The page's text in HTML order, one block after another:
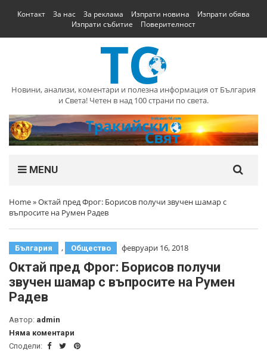
Контакт За нас За реклама Изпрати новина
Изпрати обява
Изпрати събитие
Поверителност
Новини, анализи, коментари и полезна информация от България
и Света! Четен в над 100 страни по света.
MENU
Home»Октай пред Фрог: Борисов получи звучен шамар с
въпросите на Румен Радев
България , Общество февруари 16, 2018
Октай пред Фрог: Борисов получи
звучен шамар с въпросите на Румен
Радев
Автор: admin
Няма коментари
Сподели: